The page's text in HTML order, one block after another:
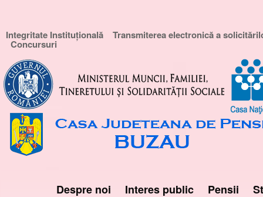
Integritate Instituțională Transmiterea electronică a
Concursuri
Despre noi Interes public Pensii